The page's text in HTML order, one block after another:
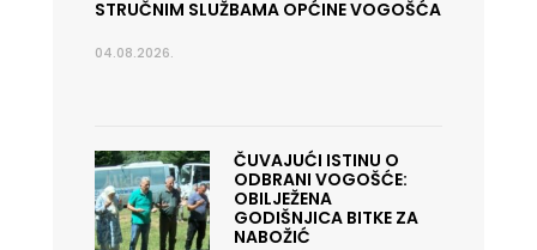
STRUČNIM SLUŽBAMA OPĆINE VOGOŠĆA
04.08.2026.
ČUVAJUĆI ISTINU O
ODBRANI VOGOŠĆE:
OBILJEŽENA
GODIŠNJICA BITKE ZA
NABOŽIĆ